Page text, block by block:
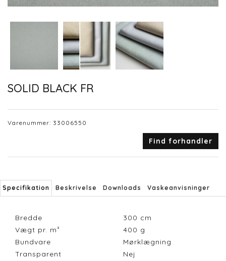
SOLID BLACK FR
Varenummer: 33006550
Find forhandler
Specifikation Beskrivelse Downloads Vaskeanvisninger
Bredde 300 cm
Vægt pr. m²
400 g
Bundvare
Mørklægning
Transparent
Nej